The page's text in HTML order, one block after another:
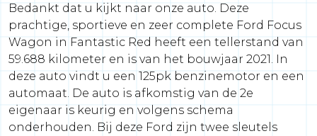
Bedankt dat u kijkt naar onze auto. Deze
prachtige, sportieve en zeer complete Ford Focus
Wagon in Fantastic Red heeft een tellerstand van
59.688 kilometer en is van het bouwjaar 2021. In
deze auto vindt u een 125pk benzinemotor en een
automaat. De auto is afkomstig van de 2e
eigenaar is keurig en volgens schema
onderhouden. Bij deze Ford zijn twee sleutels